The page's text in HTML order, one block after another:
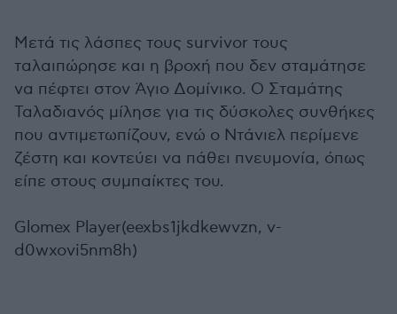
Μετά τις λάσπες τους survivor τους
ταλαιπώρησε και η βροχή που δεν σταμάτησε
να πέφτει στον Άγιο Δομίνικο. Ο Σταμάτης
Ταλαδιανός μίλησε για τις δύσκολες συνθήκες
που αντιμετωπίζουν, ενώ ο Ντάνιελ περίμενε
ζέστη και κοντεύει να πάθει πνευμονία, όπως
είπε στους συμπαίκτες του.
Glomex Player(eexbs1jkdkewvzn, v-
d0wxovi5nm8h)